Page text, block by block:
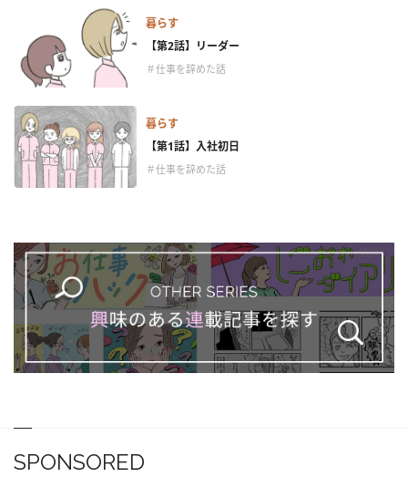
暮らす
【第2話】リーダー
＃仕事を辞めた話
暮らす
【第1話】入社初日
＃仕事を辞めた話
SPONSORED